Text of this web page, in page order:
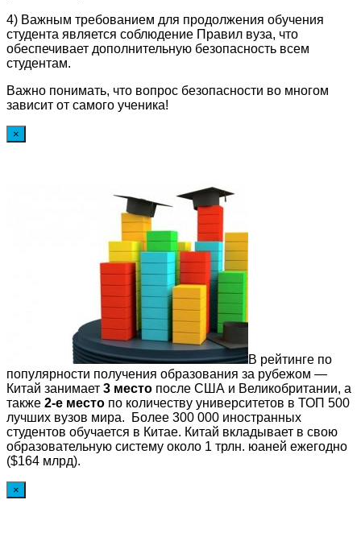
4) Важным требованием для продолжения обучения
студента является соблюдение Правил вуза, что
обеспечивает дополнительную безопасность всем
студентам.
Важно понимать, что вопрос безопасности во многом
зависит от самого ученика!
×
В рейтинге по
популярности получения образования за рубежом —
Китай занимает 3 место после США и Великобритании, а
также 2-е место по количеству университетов в ТОП 500
лучших вузов мира. Более 300 000 иностранных
студентов обучается в Китае. Китай вкладывает в свою
образовательную систему около 1 трлн. юаней ежегодно
($164 млрд).
×